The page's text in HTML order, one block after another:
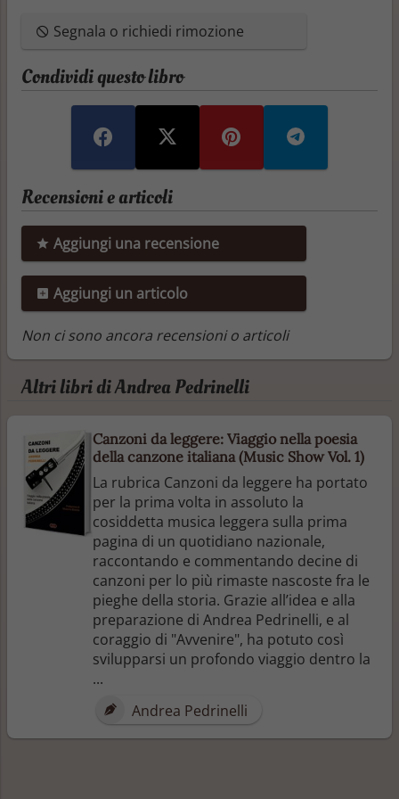
Segnala o richiedi rimozione
Condividi questo libro
Recensioni e articoli
Aggiungi una recensione
Aggiungi un articolo
Non ci sono ancora recensioni o articoli
Altri libri di Andrea Pedrinelli
Canzoni da leggere: Viaggio nella poesia
della canzone italiana (Music Show Vol. 1)
La rubrica Canzoni da leggere ha portato
per la prima volta in assoluto la
cosiddetta musica leggera sulla prima
pagina di un quotidiano nazionale,
raccontando e commentando decine di
canzoni per lo più rimaste nascoste fra le
pieghe della storia. Grazie all’idea e alla
preparazione di Andrea Pedrinelli, e al
coraggio di "Avvenire", ha potuto così
svilupparsi un profondo viaggio dentro la
...
Andrea Pedrinelli